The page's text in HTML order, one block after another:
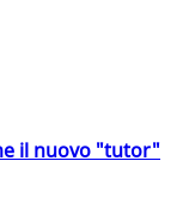
il nuovo "tutor"